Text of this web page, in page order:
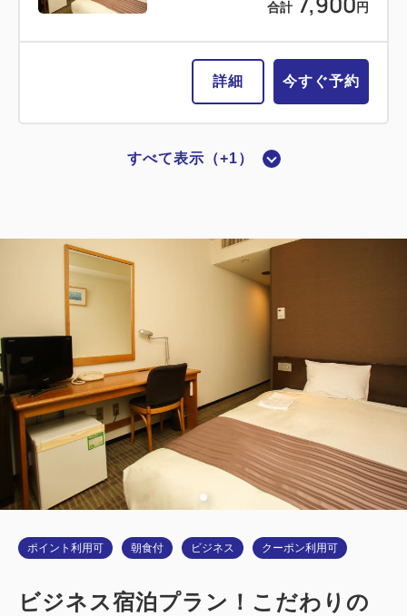
合計 円
詳細 今すぐ予約
税・サービス料込
合計 7,900 円
シングルサイズ / 幅90-130cm×1
Wi-Fiあり（無料）
今すぐ予約
すべて表示（+1）
ポイント利用可 朝食付 ビジネス クーポン利用可
ビジネス宿泊プラン！こだわりの